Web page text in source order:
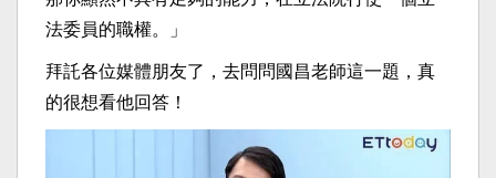
法委員的職權。」
拜託各位媒體朋友了，去問問國昌老師這一題，真
的很想看他回答！